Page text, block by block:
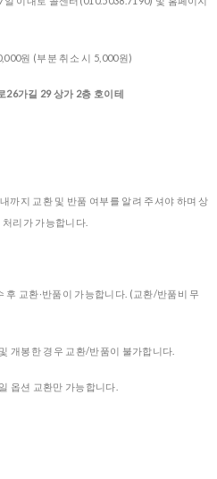
원 (부분 취소 시 5,000원)
26가길 29 상가 2층 호이테
까지 교환 및 반품 여부를 알려 주셔야 하며 상
리가 가능합니다.
후 교환∙반품이 가능합니다. (교환/반품비 무
개봉한 경우 교환/반품이 불가합니다.
옵션 교환만 가능합니다.